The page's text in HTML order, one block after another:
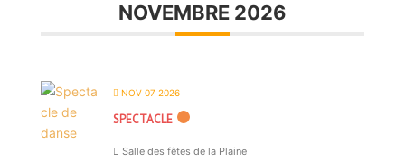
NOVEMBRE 2026
NOV 07 2026
SPECTACLE
Salle des fêtes de la Plaine